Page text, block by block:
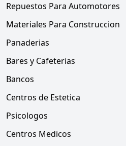
Repuestos Para Automotores
Materiales Para Construccion
Panaderias
Bares y Cafeterias
Bancos
Centros de Estetica
Psicologos
Centros Medicos